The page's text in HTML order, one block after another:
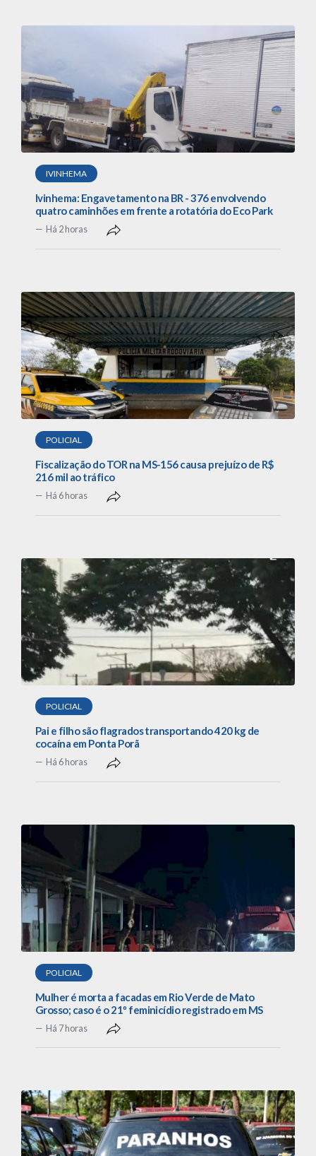
IVINHEMA
Ivinhema: Engavetamento na BR - 376 envolvendo
quatro caminhões em frente a rotatória do Eco Park
Há 2 horas
POLICIAL
Fiscalização do TOR na MS-156 causa prejuízo de R$
216 mil ao tráfico
Há 6 horas
POLICIAL
Pai e filho são flagrados transportando 420 kg de
cocaína em Ponta Porã
Há 6 horas
POLICIAL
Mulher é morta a facadas em Rio Verde de Mato
Grosso; caso é o 21º feminicídio registrado em MS
Há 7 horas